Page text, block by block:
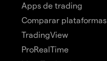
Apps de trading
Comparar plataformas
TradingView
ProRealTime